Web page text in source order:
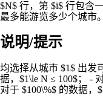
$N$ 行，第 $i$ 行包含
最多能游览多少个城市。
说明/提示
均选择从城市 $1$ 出发
据，$1\le N ≤ 100$； -
对于 $100\%$ 的数据，